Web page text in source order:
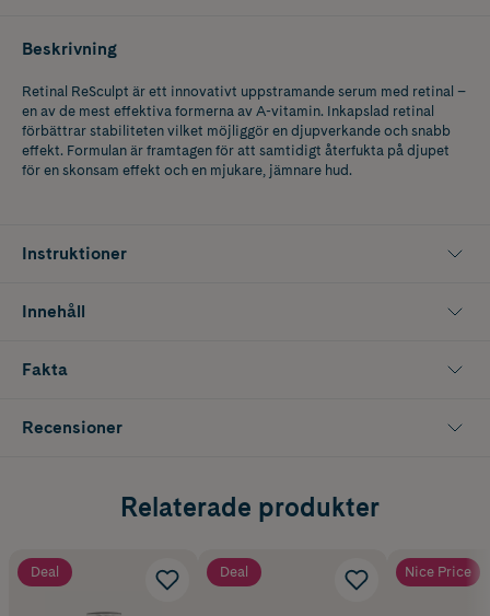
Beskrivning
Retinal ReSculpt är ett innovativt uppstramande serum med retinal –
en av de mest effektiva formerna av A-vitamin. Inkapslad retinal
förbättrar stabiliteten vilket möjliggör en djupverkande och snabb
effekt. Formulan är framtagen för att samtidigt återfukta på djupet
för en skonsam effekt och en mjukare, jämnare hud.
Instruktioner
Innehåll
Fakta
Recensioner
Relaterade produkter
Deal Deal Nice Price